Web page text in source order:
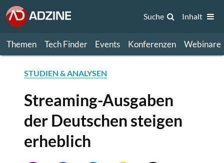
Themen Tech Finder Events Konferenzen Webinare
Suche Inhalt
STUDIEN & ANALYSEN
Streaming-Ausgaben
der Deutschen steigen
erheblich